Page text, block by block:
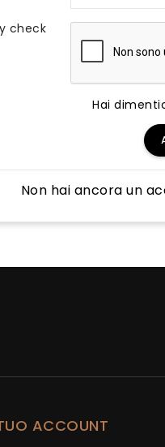
check
Hai
Non hai ancora un
ACCOUNT